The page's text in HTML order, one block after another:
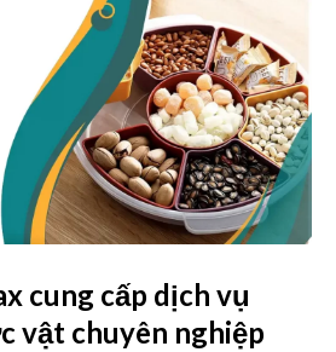
cung cấp dịch vụ
vật chuyên nghiệp